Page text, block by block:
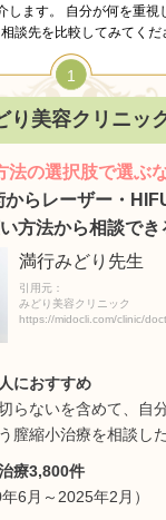
します。 自分が何を重視
談先を比較してみてくだ
1
り美容クリニッ
法の選択肢で選ぶ
からレーザー・
方法から相談でき
満行みどり先生
引用元：
みどり美容クリニック
https://midocli.com/clinic/
におすすめ
らないを含めて、自
膣縮小治療を相談し
療3,800件
年6月～2025年2月）